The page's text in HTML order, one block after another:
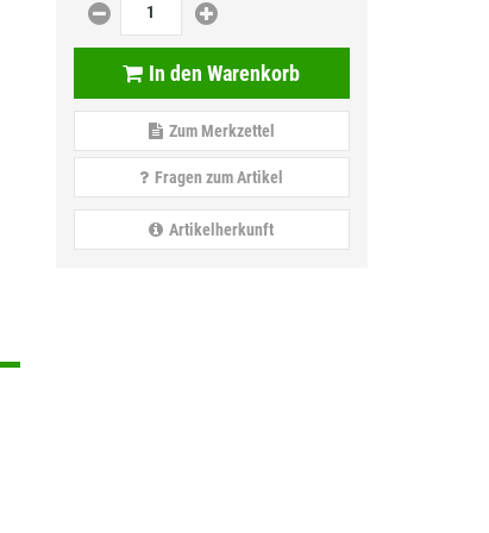
In den Warenkorb
Zum Merkzettel
Fragen zum Artikel
Artikelherkunft